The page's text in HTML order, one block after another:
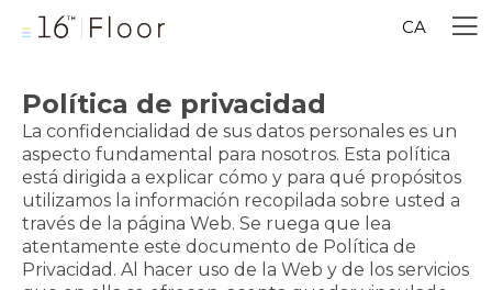
CA
Política de privacidad
La confidencialidad de sus datos personales es un
aspecto fundamental para nosotros. Esta política
está dirigida a explicar cómo y para qué propósitos
utilizamos la información recopilada sobre usted a
través de la página Web. Se ruega que lea
atentamente este documento de Política de
Privacidad. Al hacer uso de la Web y de los servicios